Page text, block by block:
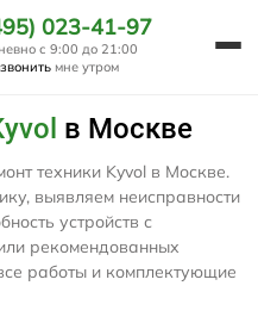
023-41-97
с 9:00 до 21:00
мне утром
в Москве
техники Kyvol в Москве.
выявляем неисправности
устройств с
рекомендованных
работы и комплектующие